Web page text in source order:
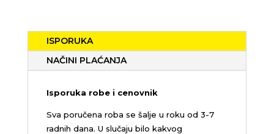
ISPORUKA
NAČINI PLAĆANJA
Isporuka robe i cenovnik
Sva poručena roba se šalje u roku od 3-7
radnih dana. U slučaju bilo kakvog